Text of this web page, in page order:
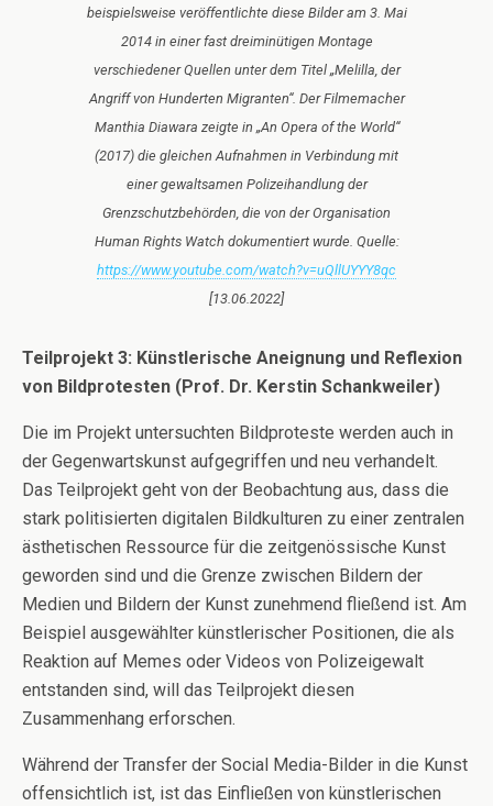
beispielsweise veröffentlichte diese Bilder am 3. Mai
2014 in einer fast dreiminütigen Montage
verschiedener Quellen unter dem Titel „Melilla, der
Angriff von Hunderten Migranten“. Der Filmemacher
Manthia Diawara zeigte in „An Opera of the World“
(2017) die gleichen Aufnahmen in Verbindung mit
einer gewaltsamen Polizeihandlung der
Grenzschutzbehörden, die von der Organisation
Human Rights Watch dokumentiert wurde. Quelle:
https://www.youtube.com/watch?v=uQllUYYY8qc
[13.06.2022]
Teilprojekt 3: Künstlerische Aneignung und Reflexion
von Bildprotesten (Prof. Dr. Kerstin Schankweiler)
Die im Projekt untersuchten Bildproteste werden auch in
der Gegenwartskunst aufgegriffen und neu verhandelt.
Das Teilprojekt geht von der Beobachtung aus, dass die
stark politisierten digitalen Bildkulturen zu einer zentralen
ästhetischen Ressource für die zeitgenössische Kunst
geworden sind und die Grenze zwischen Bildern der
Medien und Bildern der Kunst zunehmend fließend ist. Am
Beispiel ausgewählter künstlerischer Positionen, die als
Reaktion auf Memes oder Videos von Polizeigewalt
entstanden sind, will das Teilprojekt diesen
Zusammenhang erforschen.
Während der Transfer der Social Media-Bilder in die Kunst
offensichtlich ist, ist das Einfließen von künstlerischen